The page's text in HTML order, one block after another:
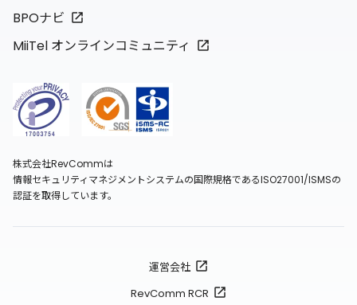
BPOナビ
MiiTel オンラインコミュニティ
株式会社RevCommは
情報セキュリティマネジメントシステムの国際規格であるISO27001/ISMSの
認証を取得しています。
運営会社
RevComm RCR